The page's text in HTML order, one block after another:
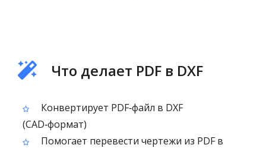
Что делает PDF в DXF
Конвертирует PDF‑файл в DXF
(CAD‑формат)
Помогает перевести чертежи из PDF в